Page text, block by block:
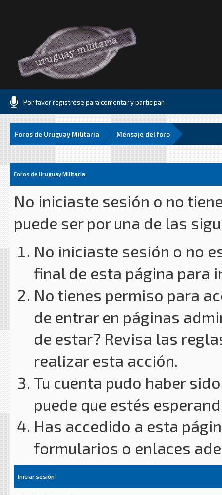
Por favor registrese para comentar y participar.
Foros de Uruguay Militaria Mensaje del foro
Foros de Uruguay Militaria
No iniciaste sesión o no
puede ser por una de las
No iniciaste sesión o no
final de esta página para
No tienes permiso para
de entrar en páginas
de estar? Revisa las
realizar esta acción.
Tu cuenta pudo haber
puede que estés
Has accedido a esta
formularios o enlaces
Iniciar sesión